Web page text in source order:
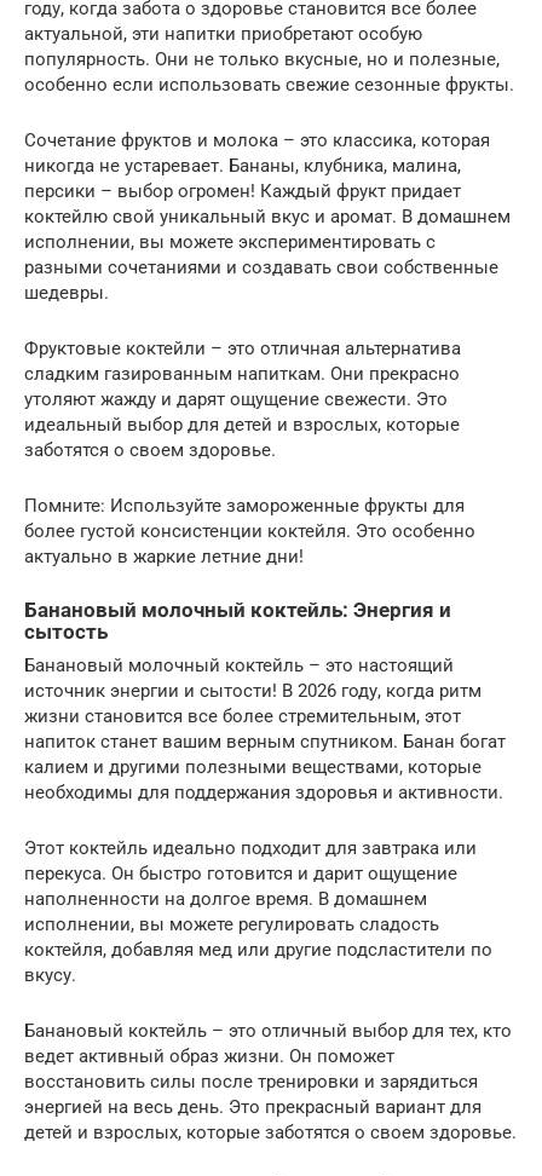
году, когда забота о здоровье становится все более
актуальной, эти напитки приобретают особую
популярность. Они не только вкусные, но и полезные,
особенно если использовать свежие сезонные фрукты.
Сочетание фруктов и молока – это классика, которая
никогда не устаревает. Бананы, клубника, малина,
персики – выбор огромен! Каждый фрукт придает
коктейлю свой уникальный вкус и аромат. В домашнем
исполнении, вы можете экспериментировать с
разными сочетаниями и создавать свои собственные
шедевры.
Фруктовые коктейли – это отличная альтернатива
сладким газированным напиткам. Они прекрасно
утоляют жажду и дарят ощущение свежести. Это
идеальный выбор для детей и взрослых, которые
заботятся о своем здоровье.
Помните: Используйте замороженные фрукты для
более густой консистенции коктейля. Это особенно
актуально в жаркие летние дни!
Банановый молочный коктейль: Энергия и
сытость
Банановый молочный коктейль – это настоящий
источник энергии и сытости! В 2026 году, когда ритм
жизни становится все более стремительным, этот
напиток станет вашим верным спутником. Банан богат
калием и другими полезными веществами, которые
необходимы для поддержания здоровья и активности.
Этот коктейль идеально подходит для завтрака или
перекуса. Он быстро готовится и дарит ощущение
наполненности на долгое время. В домашнем
исполнении, вы можете регулировать сладость
коктейля, добавляя мед или другие подсластители по
вкусу.
Банановый коктейль – это отличный выбор для тех, кто
ведет активный образ жизни. Он поможет
восстановить силы после тренировки и зарядиться
энергией на весь день. Это прекрасный вариант для
детей и взрослых, которые заботятся о своем здоровье.